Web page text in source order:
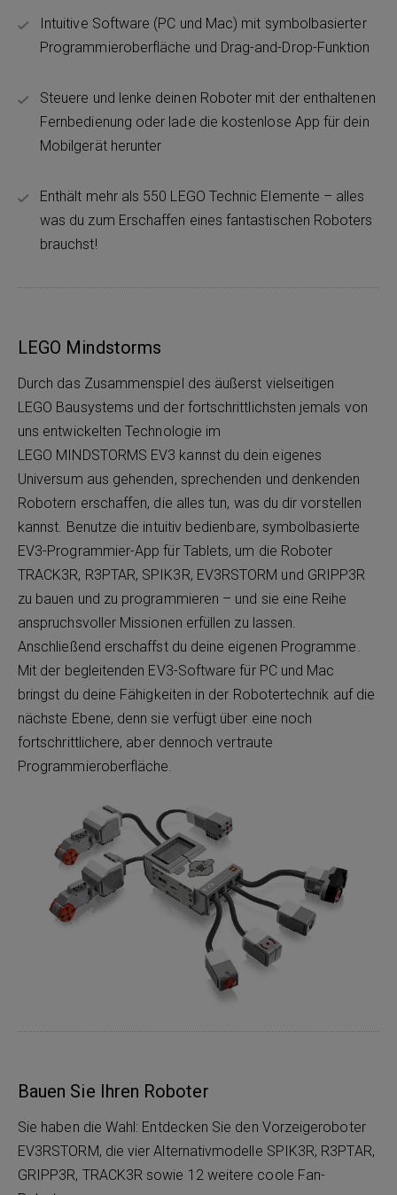
Intuitive Software (PC und Mac) mit symbolbasierter
Programmieroberfläche und Drag-and-Drop-Funktion
Steuere und lenke deinen Roboter mit der enthaltenen
Fernbedienung oder lade die kostenlose App für dein
Mobilgerät herunter
Enthält mehr als 550 LEGO Technic Elemente – alles
was du zum Erschaffen eines fantastischen Roboters
brauchst!
LEGO Mindstorms
Durch das Zusammenspiel des äußerst vielseitigen
LEGO Bausystems und der fortschrittlichsten jemals von
uns entwickelten Technologie im
LEGO MINDSTORMS EV3 kannst du dein eigenes
Universum aus gehenden, sprechenden und denkenden
Robotern erschaffen, die alles tun, was du dir vorstellen
kannst. Benutze die intuitiv bedienbare, symbolbasierte
EV3-Programmier-App für Tablets, um die Roboter
TRACK3R, R3PTAR, SPIK3R, EV3RSTORM und GRIPP3R
zu bauen und zu programmieren – und sie eine Reihe
anspruchsvoller Missionen erfüllen zu lassen.
Anschließend erschaffst du deine eigenen Programme.
Mit der begleitenden EV3-Software für PC und Mac
bringst du deine Fähigkeiten in der Robotertechnik auf die
nächste Ebene, denn sie verfügt über eine noch
fortschrittlichere, aber dennoch vertraute
Programmieroberfläche.
Bauen Sie Ihren Roboter
Sie haben die Wahl: Entdecken Sie den Vorzeigeroboter
EV3RSTORM, die vier Alternativmodelle SPIK3R, R3PTAR,
GRIPP3R, TRACK3R sowie 12 weitere coole Fan-